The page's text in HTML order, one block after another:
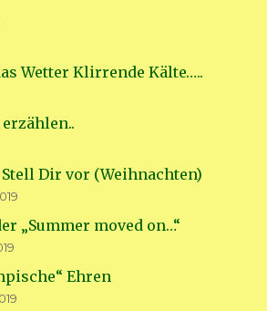
Wetter Klirrende Kälte…..
Dir vor (Weihnachten)
„Summer moved on…“
Ehren